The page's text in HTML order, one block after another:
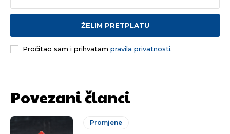
Ovim putem želimo da vam se zahvalimo što ste
Objavi.ba
Ovim putem želimo da vam se zahvalimo što ste
Objavi.ba
ŽELIM PRETPLATU
Pročitao sam i prihvatam pravila privatnosti.
Povezani članci
Promjene